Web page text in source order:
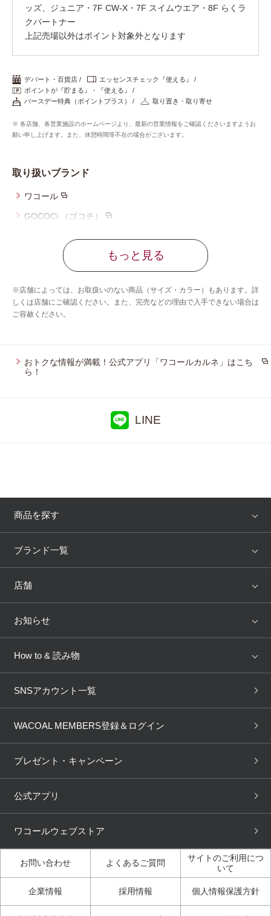
ッズ、ジュニア・7F CW-X・7F スイムウエア・8F らくラ
クパートナー
上記売場以外はポイント対象外となります
デパート・百貨店
エッセンスチェック『使える』
ポイントが『貯まる』・『使える』
バースデー特典（ポイントプラス）
取り置き・取り寄せ
※ 各店舗、各営業施設のホームページより、最新の営業情報をご確認くださいますようお
願い申し上げます。また、休憩時間等不在の場合がございます。
取り扱いブランド
ワコール
GOCOCi （ゴコチ）
ワコール_マタニティ
ワコール_キッズ
ワコール_ジュニア
Yue（ユエ）
CW-X
ワコール_カルソン
ワコール／スイムウェア
アツコマタノ
もっと見る
※店舗によっては、お取扱いのない商品（サイズ・カラー）もあります。詳
しくは店舗にご確認ください。また、完売などの理由で入手できない場合は
ご容赦ください。
おトクな情報が満載！公式アプリ「ワコールカルネ」はこち
ら！
LINE
商品を探す
アイテム
トピックス
ブランド一覧
WACOAL
AMPHI une nana cool
OUR WACOAL
WACOAL Remamma Mens Innerwear
Licensed Brands
店舗
店舗を探す
ブラ無料診断
3Dボディスキャン
お知らせ
新着情報
商品回収
ニュース＆トピックス
How to & 読み物
下着の基礎知識
ブラパン ワコールスタイル
大人の工場見学inベトナム
人間科学研究開発センター見
学
ガイド（マンガ）
3Dボディスキャン体験（マ
SNSアカウント一覧
WACOAL MEMBERS登録＆ログイン
プレゼント・キャンペーン
公式アプリ
ワコールウェブストア
お問い合わせ よくあるご質問
サイトのご利用につ
いて
企業情報 採用情報 個人情報保護方針